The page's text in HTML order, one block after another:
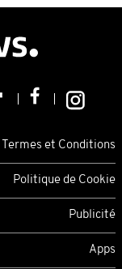
Termes et Conditions
Politique de Cookie
Publicité
Apps